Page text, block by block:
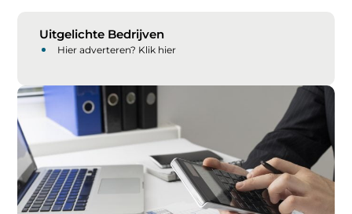
Uitgelichte Bedrijven
Hier adverteren? Klik hier